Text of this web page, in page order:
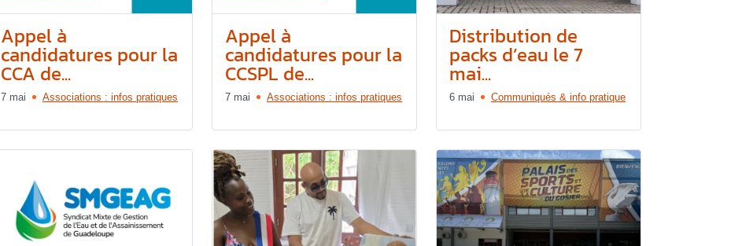
Appel à
candidatures pour la
CCA de...
7 mai Associations : infos pratiques
Appel à
candidatures pour la
CCSPL de...
7 mai Associations : infos pratiques
Distribution de
packs d’eau le 7
mai...
6 mai Communiqués & info pratique